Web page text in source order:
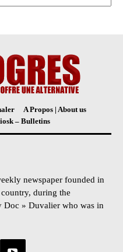
A Propos | About us
– Bulletins
newspaper founded in
during the
Doc » Duvalier who was in